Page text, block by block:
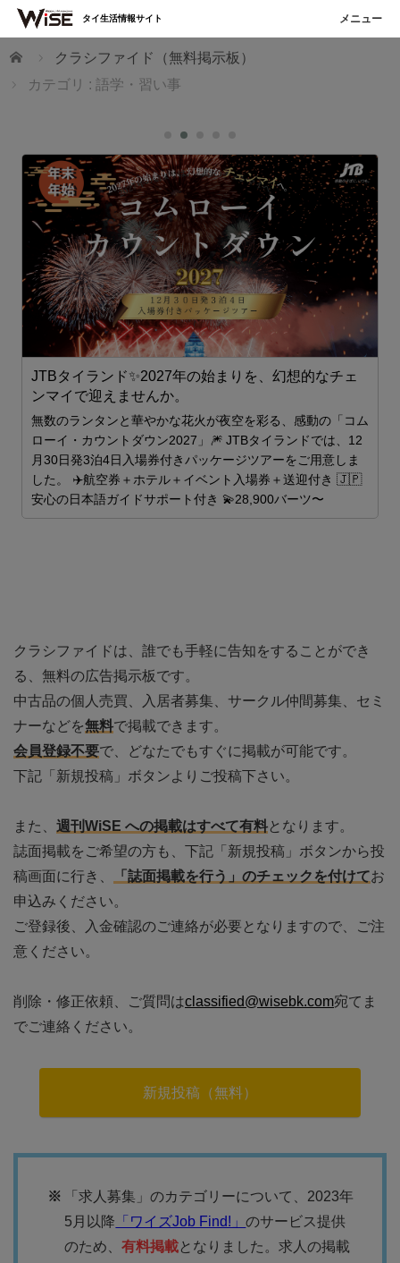
ホーム
クラシファイド（無料掲示板）
カテゴリ : 語学・習い事
JTBタイランド✨2027年の始まりを、幻想的なチェ
ンマイで迎えませんか。
無数のランタンと華やかな花火が夜空を彩る、感動の「コム
ローイ・カウントダウン2027」🎆 JTBタイランドでは、12
月30日発3泊4日入場券付きパッケージツアーをご用意しま
した。 ✈️航空券＋ホテル＋イベント入場券＋送迎付き 🇯🇵
安心の日本語ガイドサポート付き 💫28,900バーツ〜
クラシファイドは、誰でも手軽に告知をすることができ
る、無料の広告掲示板です。
中古品の個人売買、入居者募集、サークル仲間募集、セミ
ナーなどを無料で掲載できます。
会員登録不要で、どなたでもすぐに掲載が可能です。
下記「新規投稿」ボタンよりご投稿下さい。
また、 週刊WiSE への掲載はすべて有料となります。
誌面掲載をご希望の方も、下記「新規投稿」ボタンから投
稿画面に行き、
「誌面掲載を行う」のチェックを付けてお
申込みください。
ご登録後、入金確認のご連絡が必要となりますので、ご注
意ください。
削除・修正依頼、ご質問はclassified@wisebk.com宛てま
でご連絡ください。
新規投稿（無料）
「求人募集」のカテゴリーについて、2023年
5月以降 「ワイズJob Find!」のサービス提供
のため、有料掲載となりました。求人の掲載
タイ生活情報サイト